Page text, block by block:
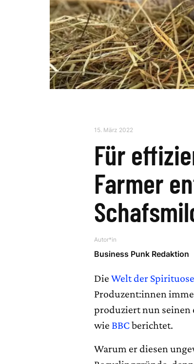
15. März 2022
Für
Farmer
Autor*in
Business Punk Redaktion
DieWelt der
Produzent:innen
produziert nun seinen
wie BBCberichtet.
Warum er diesen